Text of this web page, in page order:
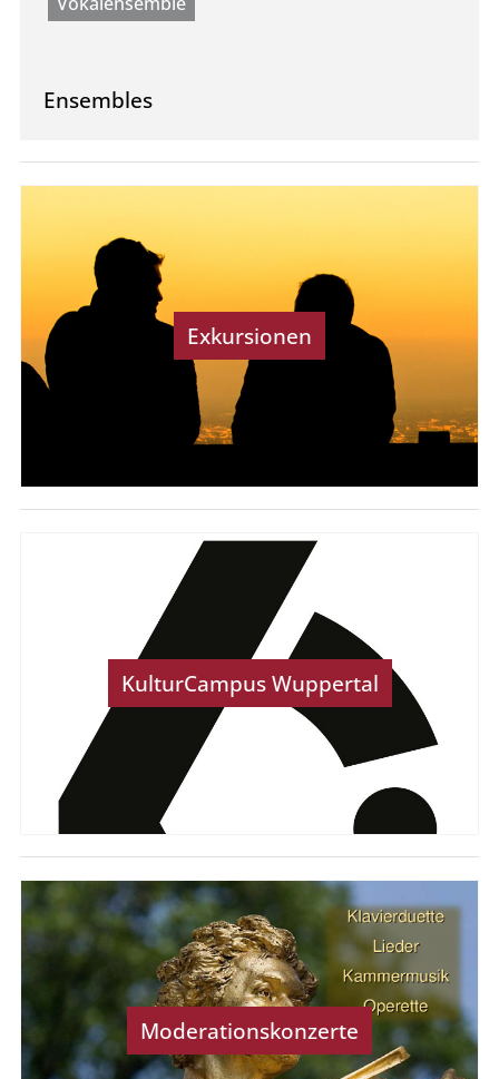
Ensembles
Exkursionen
KulturCampus Wuppertal
Moderationskonzerte